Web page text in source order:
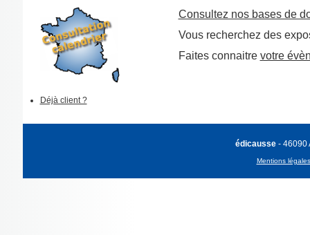
Déjà client ?
Consultez nos bases de
Vous recherchez des
Faites connaitre votre
édicausse - 46090
Mentions légales